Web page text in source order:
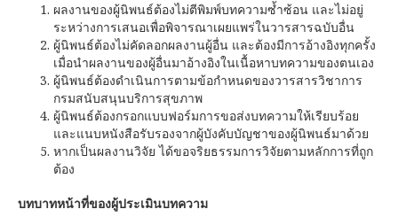
ผลงานของผู้นิพนธ์ต้องไม่ตีพิมพ์บทความซ้ำซ้อน และไม่อยู่
ระหว่างการเสนอเพื่อพิจารณาเผยแพร่ในวารสารฉบับอื่น
ผู้นิพนธ์ต้องไม่คัดลอกผลงานผู้อื่น และต้องมีการอ้างอิงทุกครั้ง
เมื่อนำผลงานของผู้อื่นมาอ้างอิงในเนื้อหาบทความของตนเอง
ผู้นิพนธ์ต้องดำเนินการตามข้อกำหนดของวารสารวิชาการ
กรมสนับสนุนบริการสุขภาพ
ผู้นิพนธ์ต้องกรอกแบบฟอร์มการขอส่งบทความให้เรียบร้อย
และแนบหนังสือรับรองจากผู้บังคับบัญชาของผู้นิพนธ์มาด้วย
หากเป็นผลงานวิจัย ได้ขอจริยธรรมการวิจัยตามหลักการที่ถูก
ต้อง
บทบาทหน้าที่ของผู้ประเมินบทความ